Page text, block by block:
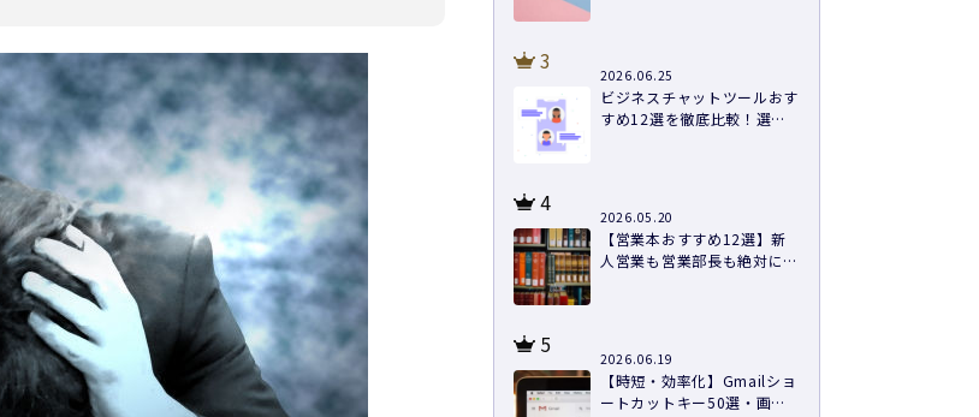
3
2026.06.25
ビジネスチャットツールおす
すめ12選を徹底比較！選び
4
2026.05.20
【営業本おすすめ12選】新
人営業も営業部長も絶対に読
5
2026.06.19
【時短・効率化】Gmailショ
ートカットキー50選・画像